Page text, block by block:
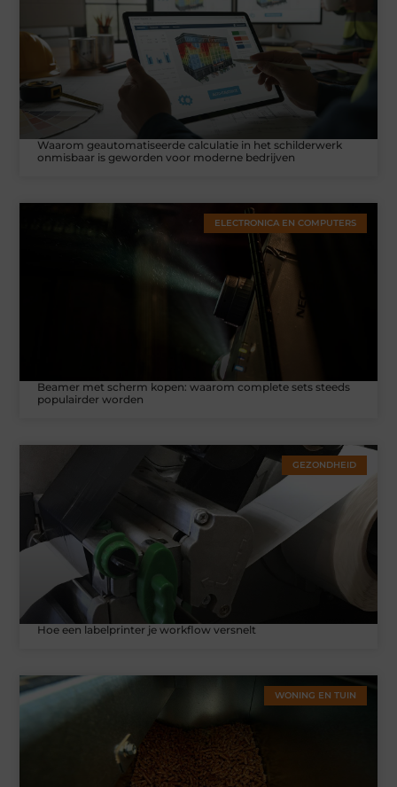
Waarom geautomatiseerde calculatie in het schilderwerk
onmisbaar is geworden voor moderne bedrijven
ELECTRONICA EN COMPUTERS
Beamer met scherm kopen: waarom complete sets steeds
populairder worden
GEZONDHEID
Hoe een labelprinter je workflow versnelt
WONING EN TUIN